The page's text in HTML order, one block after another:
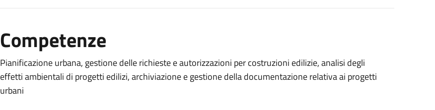
Competenze
Pianificazione urbana, gestione delle richieste e autorizzazioni per costruzioni edilizie, analisi degli
effetti ambientali di progetti edilizi, archiviazione e gestione della documentazione relativa ai progetti
urbani